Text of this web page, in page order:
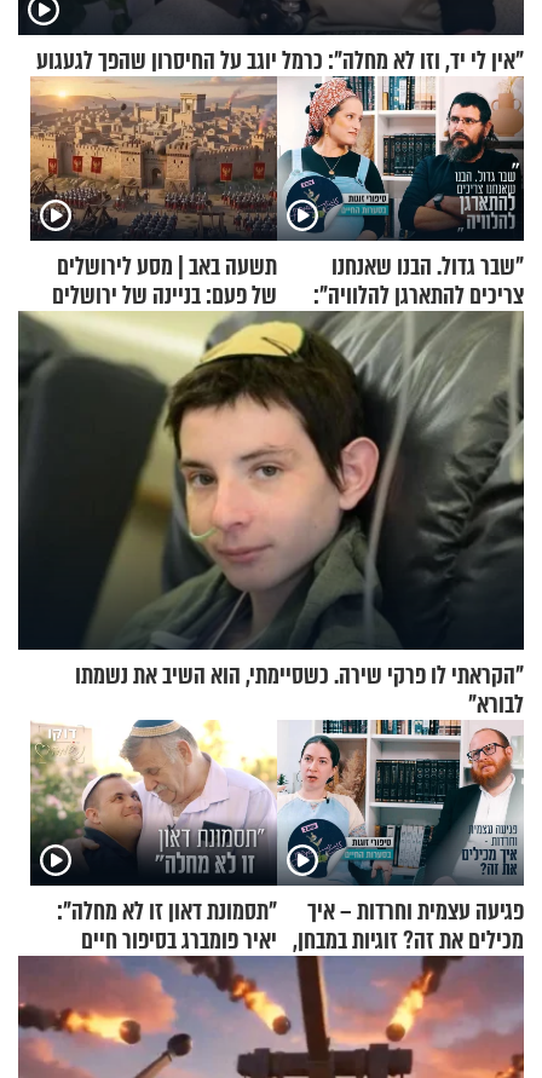
"אין לי יד, וזו לא מחלה": כרמל יוגב על החיסרון שהפך לגעגוע
"שבר גדול. הבנו שאנחנו
צריכים להתארגן להלוויה":
זוגיות במבחן, הפעם עם מרים
וגד דנינו
תשעה באב | מסע לירושלים
של פעם: בניינה של ירושלים
"הקראתי לו פרקי שירה. כשסיימתי, הוא השיב את נשמתו
לבורא"
פגיעה עצמית וחרדות – איך
מכילים את זה? זוגיות במבחן,
הפעם עם יהודית ואלתר כהן
"תסמונת דאון זו לא מחלה":
יאיר פומברג בסיפור חיים
מעורר השראה